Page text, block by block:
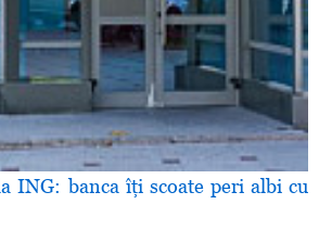
ING: banca îţi scoate peri albi cu